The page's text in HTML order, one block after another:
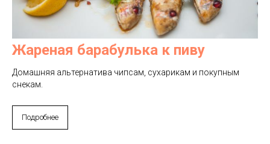
Жареная барабулька к пиву
Домашняя альтернатива чипсам, сухарикам и покупным
снекам.
Подробнее